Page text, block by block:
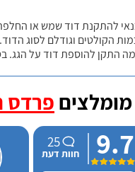
להתקנת דוד שמש או
הקולטים וגודלם לסוג
התקן להוספת דוד על הגג.
פרדס
9.7
25
חוות דעת